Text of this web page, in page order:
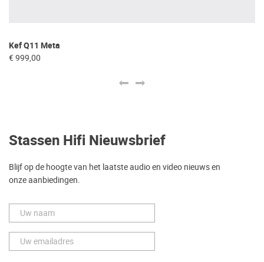
Kef Q11 Meta
€ 999,00
Stassen Hifi Nieuwsbrief
Blijf op de hoogte van het laatste audio en video nieuws en
onze aanbiedingen.